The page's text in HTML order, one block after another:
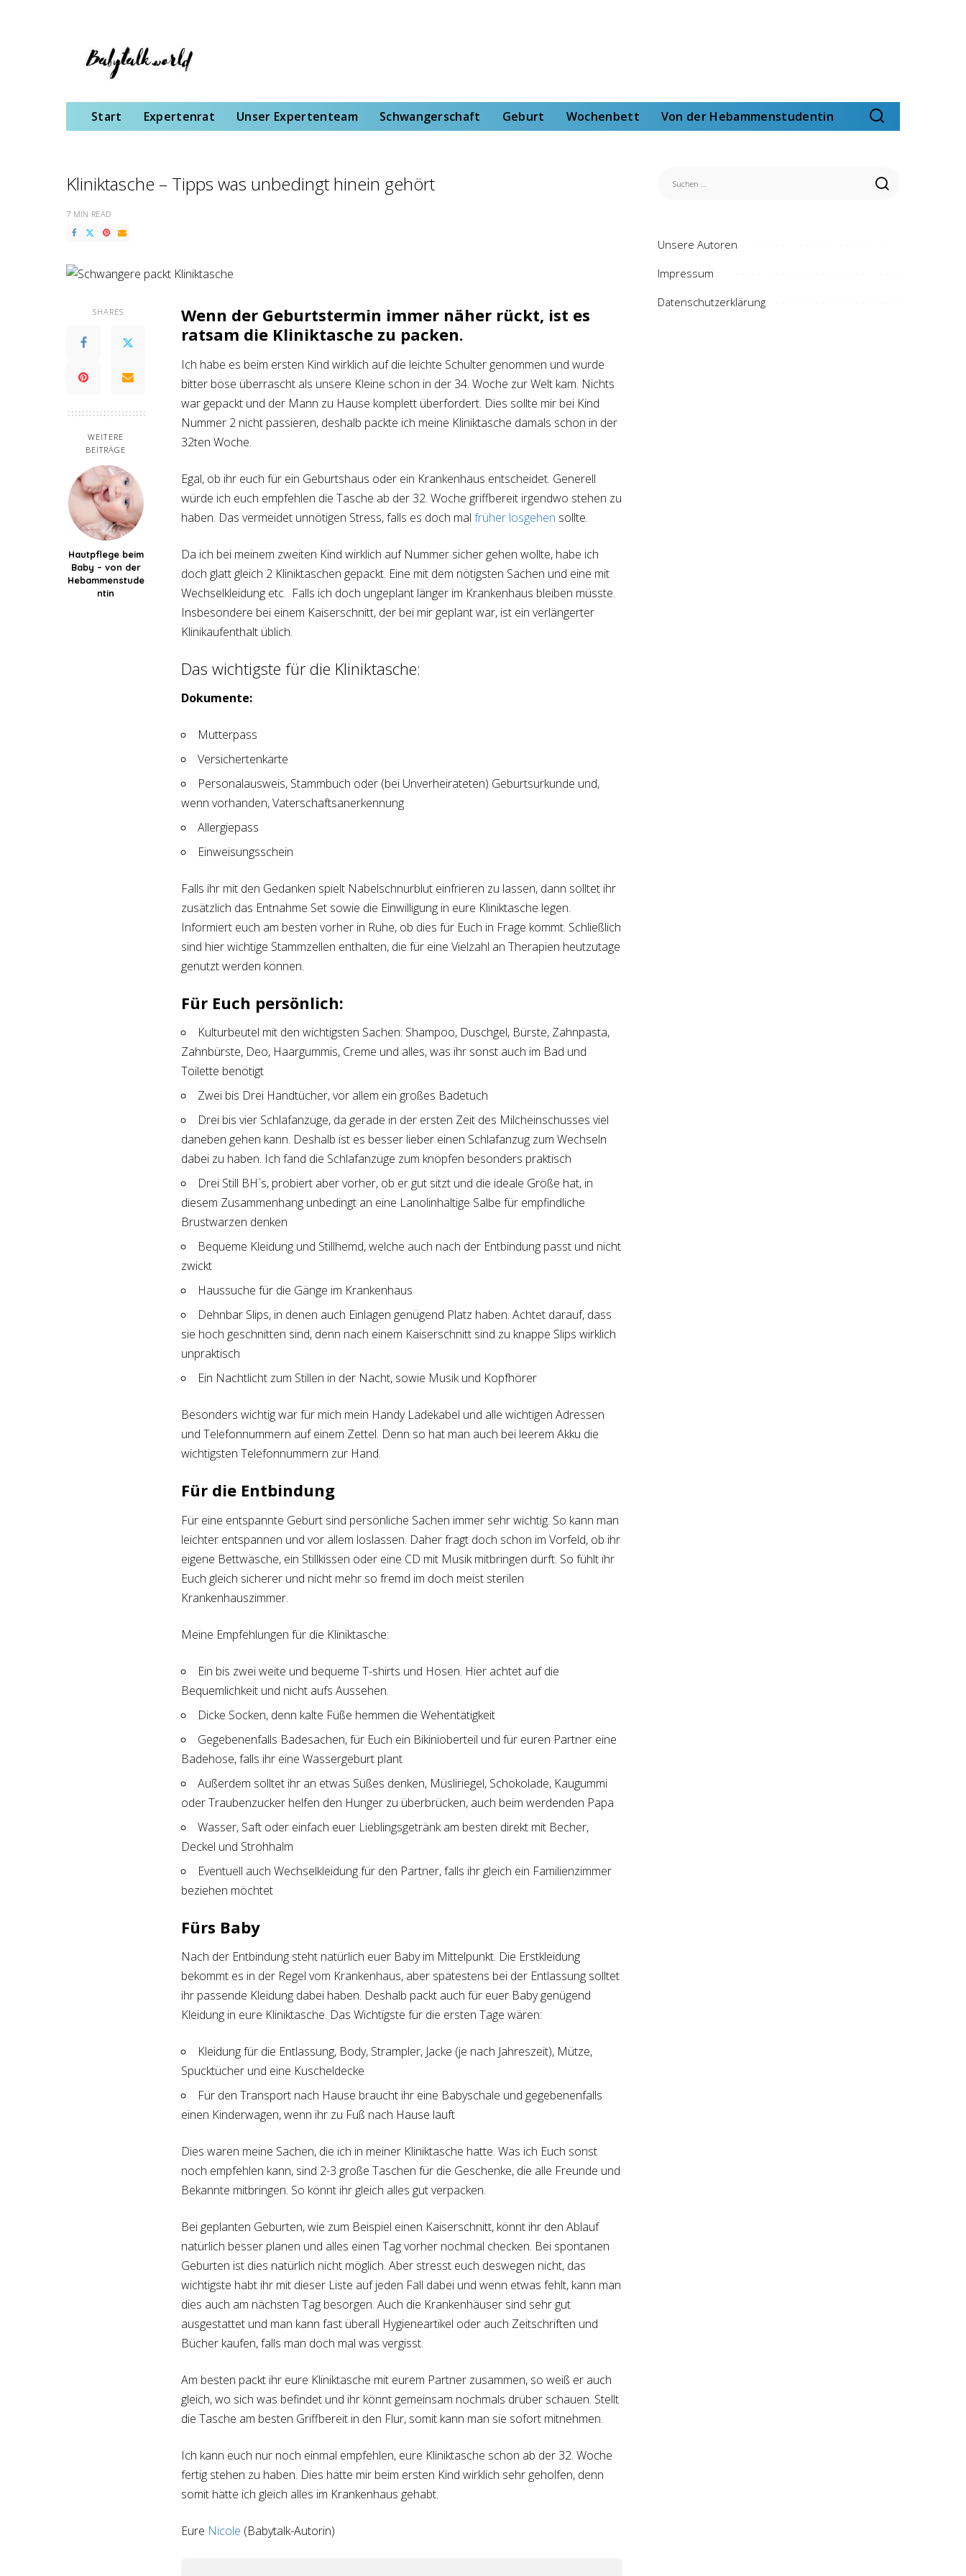
Start Expertenrat Unser Expertenteam Schwangerschaft Geburt Wochenbett Von der Hebammenstudentin
Kliniktasche – Tipps was unbedingt hinein gehört
7 MIN READ
SHARES
WEITERE
BEITRÄGE
Hautpflege beim
Baby – von der
Hebammenstude
ntin
Wenn der Geburtstermin immer näher rückt, ist es
ratsam die Kliniktasche zu packen.
Ich habe es beim ersten Kind wirklich auf die leichte Schulter genommen und wurde
bitter böse überrascht als unsere Kleine schon in der 34. Woche zur Welt kam. Nichts
war gepackt und der Mann zu Hause komplett überfordert. Dies sollte mir bei Kind
Nummer 2 nicht passieren, deshalb packte ich meine Kliniktasche damals schon in der
32ten Woche.
Egal, ob ihr euch für ein Geburtshaus oder ein Krankenhaus entscheidet. Generell
würde ich euch empfehlen die Tasche ab der 32. Woche griffbereit irgendwo stehen zu
haben. Das vermeidet unnötigen Stress, falls es doch mal früher losgehen sollte.
Da ich bei meinem zweiten Kind wirklich auf Nummer sicher gehen wollte, habe ich
doch glatt gleich 2 Kliniktaschen gepackt. Eine mit dem nötigsten Sachen und eine mit
Wechselkleidung etc. Falls ich doch ungeplant länger im Krankenhaus bleiben müsste.
Insbesondere bei einem Kaiserschnitt, der bei mir geplant war, ist ein verlängerter
Klinikaufenthalt üblich.
Das wichtigste für die Kliniktasche:
Dokumente:
Mutterpass
Versichertenkarte
Personalausweis, Stammbuch oder (bei Unverheirateten) Geburtsurkunde und,
wenn vorhanden, Vaterschaftsanerkennung
Allergiepass
Einweisungsschein
Falls ihr mit den Gedanken spielt Nabelschnurblut einfrieren zu lassen, dann solltet ihr
zusätzlich das Entnahme Set sowie die Einwilligung in eure Kliniktasche legen.
Informiert euch am besten vorher in Ruhe, ob dies für Euch in Frage kommt. Schließlich
sind hier wichtige Stammzellen enthalten, die für eine Vielzahl an Therapien heutzutage
genutzt werden können.
Für Euch persönlich:
Kulturbeutel mit den wichtigsten Sachen: Shampoo, Duschgel, Bürste, Zahnpasta,
Zahnbürste, Deo, Haargummis, Creme und alles, was ihr sonst auch im Bad und
Toilette benötigt
Zwei bis Drei Handtücher, vor allem ein großes Badetuch
Drei bis vier Schlafanzüge, da gerade in der ersten Zeit des Milcheinschusses viel
daneben gehen kann. Deshalb ist es besser lieber einen Schlafanzug zum Wechseln
dabei zu haben. Ich fand die Schlafanzüge zum knöpfen besonders praktisch
Drei Still BH´s, probiert aber vorher, ob er gut sitzt und die ideale Größe hat, in
diesem Zusammenhang unbedingt an eine Lanolinhaltige Salbe für empfindliche
Brustwarzen denken
Bequeme Kleidung und Stillhemd, welche auch nach der Entbindung passt und nicht
zwickt
Haussuche für die Gänge im Krankenhaus
Dehnbar Slips, in denen auch Einlagen genügend Platz haben. Achtet darauf, dass
sie hoch geschnitten sind, denn nach einem Kaiserschnitt sind zu knappe Slips wirklich
unpraktisch
Ein Nachtlicht zum Stillen in der Nacht, sowie Musik und Kopfhörer
Besonders wichtig war für mich mein Handy Ladekabel und alle wichtigen Adressen
und Telefonnummern auf einem Zettel. Denn so hat man auch bei leerem Akku die
wichtigsten Telefonnummern zur Hand.
Für die Entbindung
Für eine entspannte Geburt sind persönliche Sachen immer sehr wichtig. So kann man
leichter entspannen und vor allem loslassen. Daher fragt doch schon im Vorfeld, ob ihr
eigene Bettwäsche, ein Stillkissen oder eine CD mit Musik mitbringen dürft. So fühlt ihr
Euch gleich sicherer und nicht mehr so fremd im doch meist sterilen
Krankenhauszimmer.
Meine Empfehlungen für die Kliniktasche:
Ein bis zwei weite und bequeme T-shirts und Hosen. Hier achtet auf die
Bequemlichkeit und nicht aufs Aussehen.
Dicke Socken, denn kalte Füße hemmen die Wehentätigkeit
Gegebenenfalls Badesachen, für Euch ein Bikinioberteil und für euren Partner eine
Badehose, falls ihr eine Wassergeburt plant
Außerdem solltet ihr an etwas Süßes denken, Müsliriegel, Schokolade, Kaugummi
oder Traubenzucker helfen den Hunger zu überbrücken, auch beim werdenden Papa
Wasser, Saft oder einfach euer Lieblingsgetränk am besten direkt mit Becher,
Deckel und Strohhalm
Eventuell auch Wechselkleidung für den Partner, falls ihr gleich ein Familienzimmer
beziehen möchtet
Fürs Baby
Nach der Entbindung steht natürlich euer Baby im Mittelpunkt. Die Erstkleidung
bekommt es in der Regel vom Krankenhaus, aber spätestens bei der Entlassung solltet
ihr passende Kleidung dabei haben. Deshalb packt auch für euer Baby genügend
Kleidung in eure Kliniktasche. Das Wichtigste für die ersten Tage wären:
Kleidung für die Entlassung, Body, Strampler, Jacke (je nach Jahreszeit), Mütze,
Spucktücher und eine Kuscheldecke
Für den Transport nach Hause braucht ihr eine Babyschale und gegebenenfalls
einen Kinderwagen, wenn ihr zu Fuß nach Hause lauft
Dies waren meine Sachen, die ich in meiner Kliniktasche hatte. Was ich Euch sonst
noch empfehlen kann, sind 2-3 große Taschen für die Geschenke, die alle Freunde und
Bekannte mitbringen. So könnt ihr gleich alles gut verpacken.
Bei geplanten Geburten, wie zum Beispiel einen Kaiserschnitt, könnt ihr den Ablauf
natürlich besser planen und alles einen Tag vorher nochmal checken. Bei spontanen
Geburten ist dies natürlich nicht möglich. Aber stresst euch deswegen nicht, das
wichtigste habt ihr mit dieser Liste auf jeden Fall dabei und wenn etwas fehlt, kann man
dies auch am nächsten Tag besorgen. Auch die Krankenhäuser sind sehr gut
ausgestattet und man kann fast überall Hygieneartikel oder auch Zeitschriften und
Bücher kaufen, falls man doch mal was vergisst.
Am besten packt ihr eure Kliniktasche mit eurem Partner zusammen, so weiß er auch
gleich, wo sich was befindet und ihr könnt gemeinsam nochmals drüber schauen. Stellt
die Tasche am besten Griffbereit in den Flur, somit kann man sie sofort mitnehmen.
Ich kann euch nur noch einmal empfehlen, eure Kliniktasche schon ab der 32. Woche
fertig stehen zu haben. Dies hätte mir beim ersten Kind wirklich sehr geholfen, denn
somit hätte ich gleich alles im Krankenhaus gehabt.
Eure Nicole (Babytalk-Autorin)
Unsere Autoren
Impressum
Datenschutzerklärung